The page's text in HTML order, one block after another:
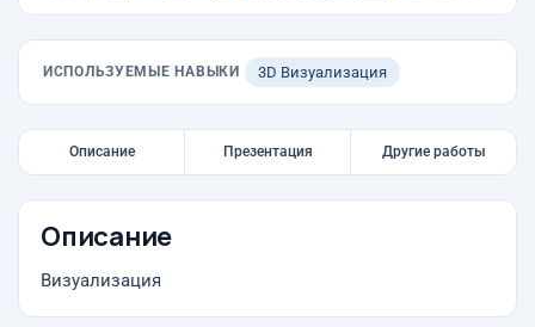
ИСПОЛЬЗУЕМЫЕ НАВЫКИ 3D Визуализация
Описание Презентация Другие работы
Описание
Визуализация